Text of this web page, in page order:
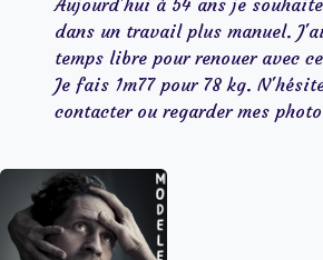
Aujourd'hui à 54 ans je
dans un travail plus manuel.
temps libre pour renouer avec
Je fais 1m77 pour 78 kg.
contacter ou regarder mes